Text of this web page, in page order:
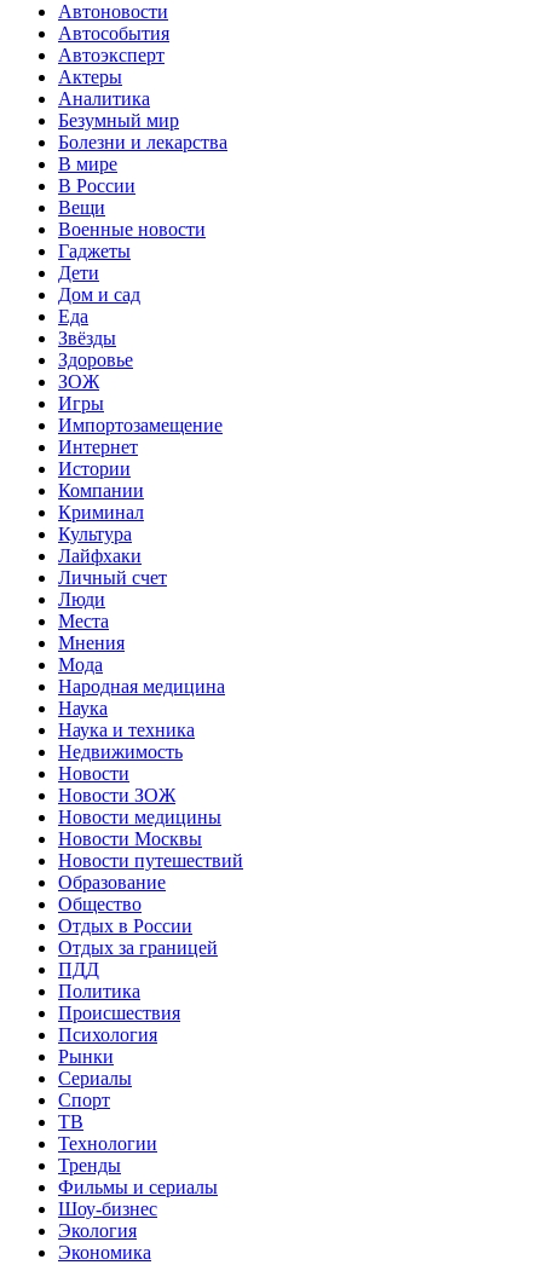
Автоновости
Автособытия
Автоэксперт
Актеры
Аналитика
Безумный мир
Болезни и лекарства
В мире
В России
Вещи
Военные новости
Гаджеты
Дети
Дом и сад
Еда
Звёзды
Здоровье
ЗОЖ
Игры
Импортозамещение
Интернет
Истории
Компании
Криминал
Культура
Лайфхаки
Личный счет
Люди
Места
Мнения
Мода
Народная медицина
Наука
Наука и техника
Недвижимость
Новости
Новости ЗОЖ
Новости медицины
Новости Москвы
Новости путешествий
Образование
Общество
Отдых в России
Отдых за границей
ПДД
Политика
Происшествия
Психология
Рынки
Сериалы
Спорт
ТВ
Технологии
Тренды
Фильмы и сериалы
Шоу-бизнес
Экология
Экономика